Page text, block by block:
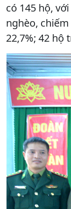
có 145 hộ,
nghèo,
22,7%; 42 hộ